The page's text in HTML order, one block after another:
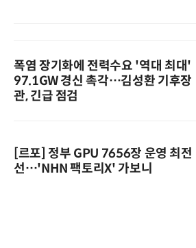
폭염 장기화에 전력수요 '역대 최대'
97.1GW 경신 촉각…김성환 기후장
관, 긴급 점검
[르포] 정부 GPU 7656장 운영 최전
선…'NHN 팩토리X' 가보니